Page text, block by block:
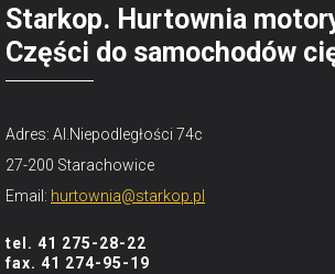
Starkop. Hurtownia
Części do samochodów
Adres: Al.Niepodległości 74c
27-200 Starachowice
Email: hurtownia@starkop.pl
tel. 41 275-28-22
fax. 41 274-95-19